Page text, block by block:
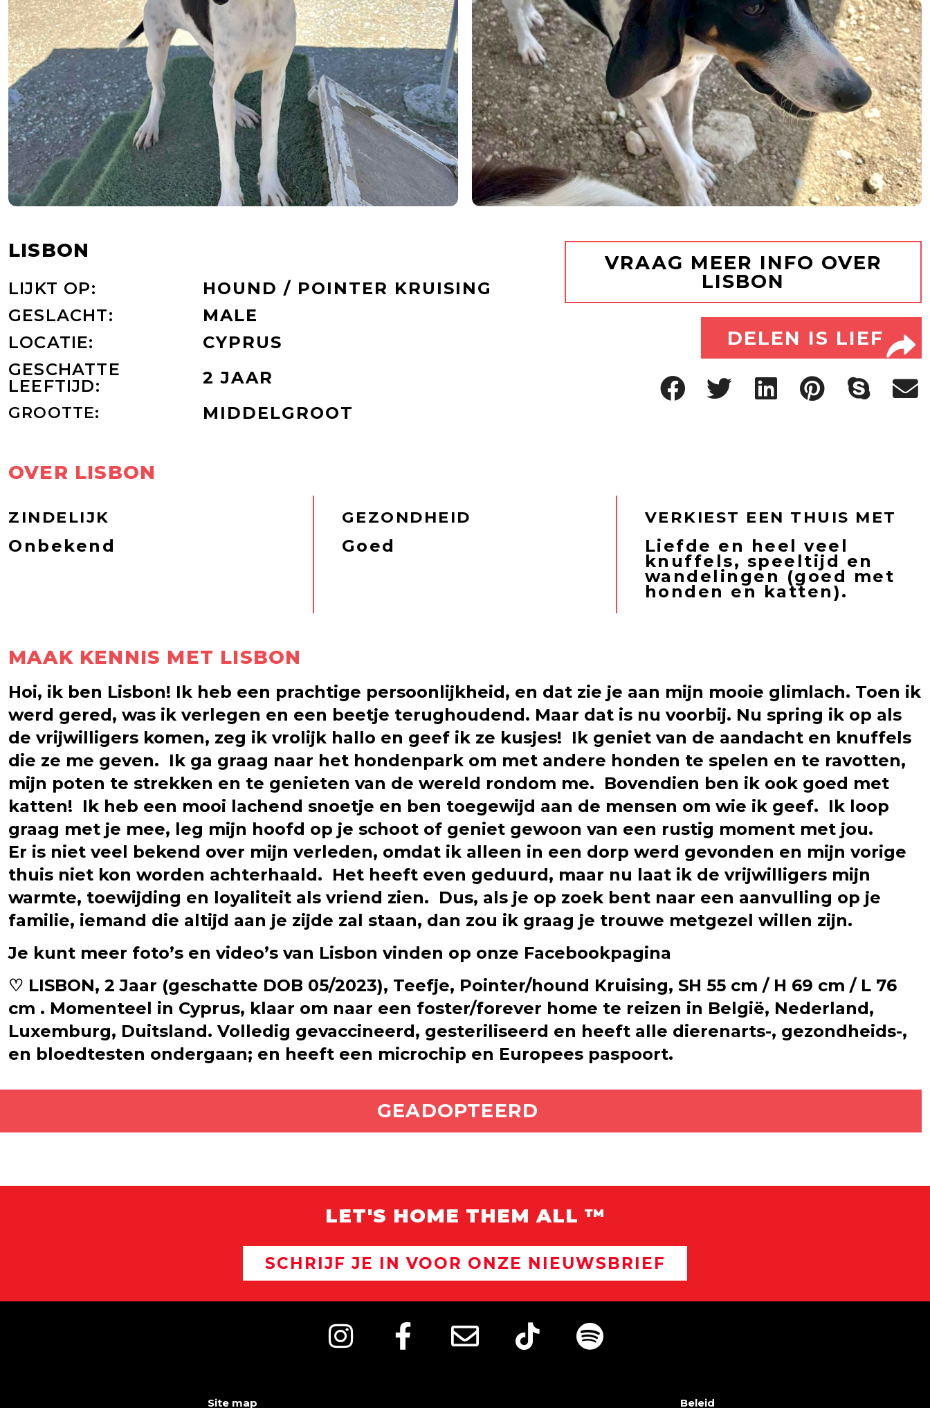
LISBON
LIJKT OP:
GESLACHT:
LOCATIE:
GESCHATTE
LEEFTIJD:
GROOTTE:
HOUND / POINTER KRUISING
MALE
CYPRUS
2 JAAR
MIDDELGROOT
VRAAG MEER INFO OVER
LISBON
DELEN IS LIEF
OVER LISBON
ZINDELIJK
Onbekend
GEZONDHEID
Goed
VERKIEST EEN THUIS MET
Liefde en heel veel
knuffels, speeltijd en
wandelingen (goed met
honden en katten).
MAAK KENNIS MET LISBON
Hoi, ik ben Lisbon! Ik heb een prachtige persoonlijkheid, en dat zie je aan mijn mooie glimlach. Toen ik
werd gered, was ik verlegen en een beetje terughoudend. Maar dat is nu voorbij. Nu spring ik op als
de vrijwilligers komen, zeg ik vrolijk hallo en geef ik ze kusjes! Ik geniet van de aandacht en knuffels
die ze me geven. Ik ga graag naar het hondenpark om met andere honden te spelen en te ravotten,
mijn poten te strekken en te genieten van de wereld rondom me. Bovendien ben ik ook goed met
katten! Ik heb een mooi lachend snoetje en ben toegewijd aan de mensen om wie ik geef. Ik loop
graag met je mee, leg mijn hoofd op je schoot of geniet gewoon van een rustig moment met jou.
Er is niet veel bekend over mijn verleden, omdat ik alleen in een dorp werd gevonden en mijn vorige
thuis niet kon worden achterhaald. Het heeft even geduurd, maar nu laat ik de vrijwilligers mijn
warmte, toewijding en loyaliteit als vriend zien. Dus, als je op zoek bent naar een aanvulling op je
familie, iemand die altijd aan je zijde zal staan, dan zou ik graag je trouwe metgezel willen zijn.
Je kunt meer foto’s en video’s van Lisbon vinden op onze Facebookpagina
♡ LISBON, 2 Jaar (geschatte DOB 05/2023), Teefje, Pointer/hound Kruising, SH 55 cm / H 69 cm / L 76
cm . Momenteel in Cyprus, klaar om naar een foster/forever home te reizen in België, Nederland,
Luxemburg, Duitsland. Volledig gevaccineerd, gesteriliseerd en heeft alle dierenarts-, gezondheids-,
en bloedtesten ondergaan; en heeft een microchip en Europees paspoort.
ADOPTEER MIJ
GEADOPTEERD
LET'S HOME THEM ALL ™
SCHRIJF JE IN VOOR ONZE NIEUWSBRIEF
Site map Beleid